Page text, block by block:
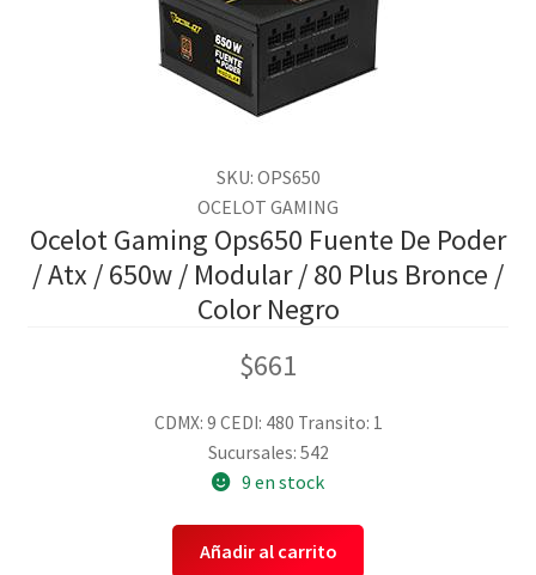
SKU: OPS650
OCELOT GAMING
Ocelot Gaming Ops650 Fuente De Poder
/ Atx / 650w / Modular / 80 Plus Bronce /
Color Negro
$661
CDMX: 9 CEDI: 480 Transito: 1
Sucursales: 542
9 en stock
Añadir al carrito